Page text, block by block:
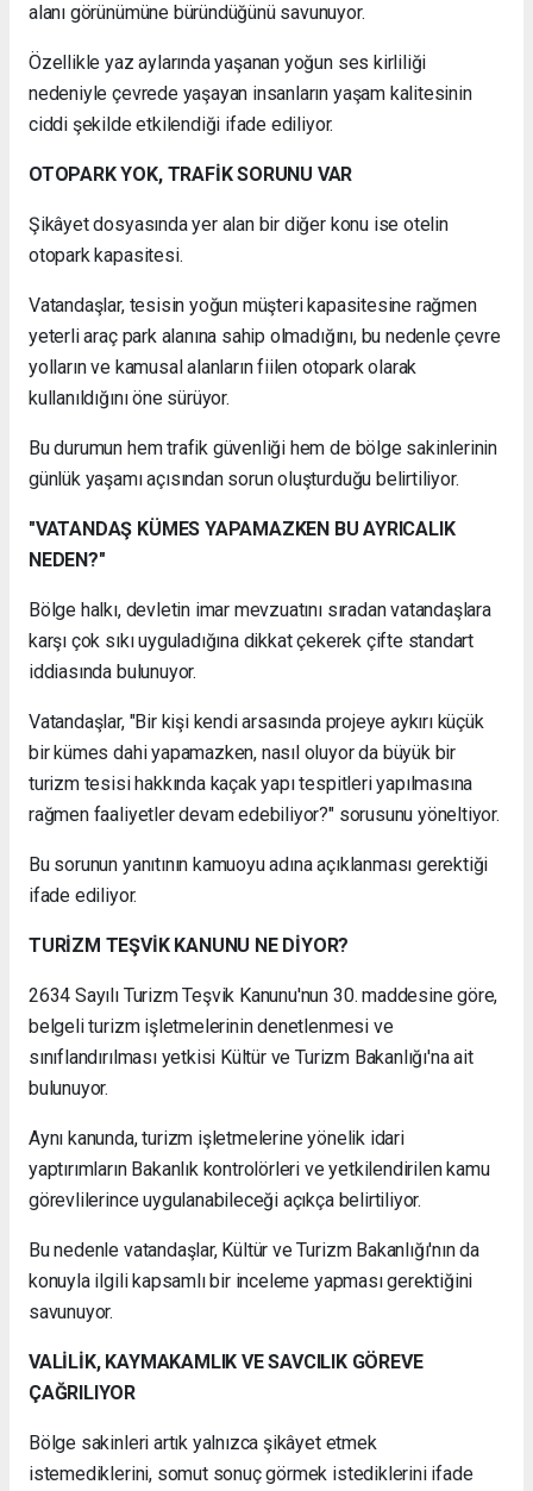
alanı görünümüne büründüğünü savunuyor.
Özellikle yaz aylarında yaşanan yoğun ses kirliliği
nedeniyle çevrede yaşayan insanların yaşam kalitesinin
ciddi şekilde etkilendiği ifade ediliyor.
OTOPARK YOK, TRAFİK SORUNU VAR
Şikâyet dosyasında yer alan bir diğer konu ise otelin
otopark kapasitesi.
Vatandaşlar, tesisin yoğun müşteri kapasitesine rağmen
yeterli araç park alanına sahip olmadığını, bu nedenle çevre
yolların ve kamusal alanların fiilen otopark olarak
kullanıldığını öne sürüyor.
Bu durumun hem trafik güvenliği hem de bölge sakinlerinin
günlük yaşamı açısından sorun oluşturduğu belirtiliyor.
"VATANDAŞ KÜMES YAPAMAZKEN BU AYRICALIK
NEDEN?"
Bölge halkı, devletin imar mevzuatını sıradan vatandaşlara
karşı çok sıkı uyguladığına dikkat çekerek çifte standart
iddiasında bulunuyor.
Vatandaşlar, "Bir kişi kendi arsasında projeye aykırı küçük
bir kümes dahi yapamazken, nasıl oluyor da büyük bir
turizm tesisi hakkında kaçak yapı tespitleri yapılmasına
rağmen faaliyetler devam edebiliyor?" sorusunu yöneltiyor.
Bu sorunun yanıtının kamuoyu adına açıklanması gerektiği
ifade ediliyor.
TURİZM TEŞVİK KANUNU NE DİYOR?
2634 Sayılı Turizm Teşvik Kanunu'nun 30. maddesine göre,
belgeli turizm işletmelerinin denetlenmesi ve
sınıflandırılması yetkisi Kültür ve Turizm Bakanlığı'na ait
bulunuyor.
Aynı kanunda, turizm işletmelerine yönelik idari
yaptırımların Bakanlık kontrolörleri ve yetkilendirilen kamu
görevlilerince uygulanabileceği açıkça belirtiliyor.
Bu nedenle vatandaşlar, Kültür ve Turizm Bakanlığı'nın da
konuyla ilgili kapsamlı bir inceleme yapması gerektiğini
savunuyor.
VALİLİK, KAYMAKAMLIK VE SAVCILIK GÖREVE
ÇAĞRILIYOR
Bölge sakinleri artık yalnızca şikâyet etmek
istemediklerini, somut sonuç görmek istediklerini ifade